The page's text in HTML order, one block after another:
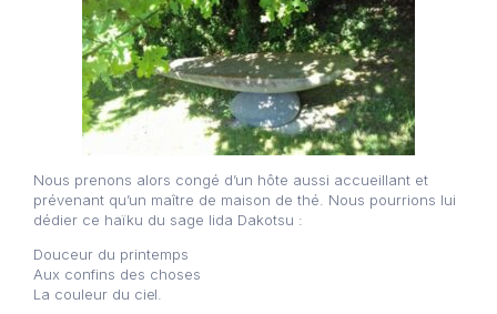
Nous prenons alors congé d’un hôte aussi accueillant et
prévenant qu’un maître de maison de thé. Nous pourrions lui
dédier ce haïku du sage Iida Dakotsu :
Douceur du printemps
Aux confins des choses
La couleur du ciel.